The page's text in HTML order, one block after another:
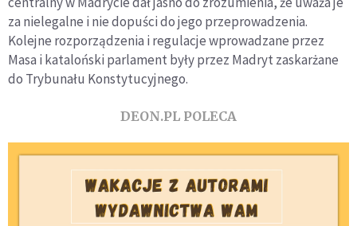
za nielegalne i nie dopuści do jego przeprowadzenia.
Kolejne rozporządzenia i regulacje wprowadzane przez
Masa i kataloński parlament były przez Madryt zaskarżane
do Trybunału Konstytucyjnego.
DEON.PL POLECA